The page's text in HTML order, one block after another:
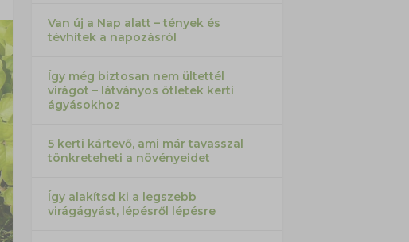
Van új a Nap alatt – tények és
tévhitek a napozásról
Így még biztosan nem ültettél
virágot – látványos ötletek kerti
ágyásokhoz
5 kerti kártevő, ami már tavasszal
tönkreteheti a növényeidet
Így alakítsd ki a legszebb
virágágyást, lépésről lépésre